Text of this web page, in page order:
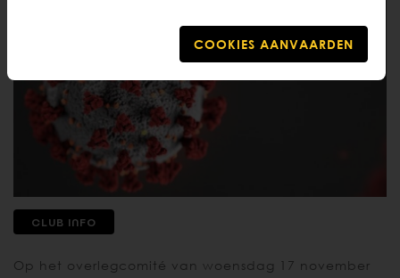
CLUB INFO
Op het overlegcomité van woensdag 17 november